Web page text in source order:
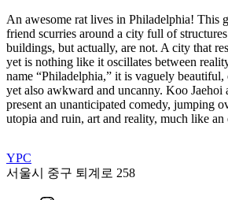
An awesome rat lives in Philadelphia! This
friend scurries around a city full of
buildings, but actually, are not. A city that
yet is nothing like it oscillates between
name “Philadelphia,” it is vaguely
yet also awkward and uncanny. Koo Jaehoi
present an unanticipated comedy, jumping
utopia and ruin, art and reality, much like
YPC
서울시 중구 퇴계로 258